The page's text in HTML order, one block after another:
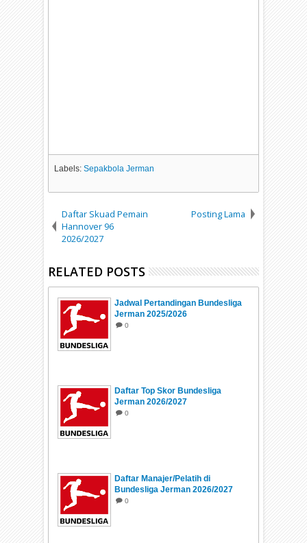
Labels:Sepakbola Jerman
Daftar Skuad Pemain
Hannover 96
2026/2027
Posting Lama
RELATED POSTS
Jadwal Pertandingan Bundesliga
Jerman 2025/2026
0
Daftar Top Skor Bundesliga
Jerman 2026/2027
0
Daftar Manajer/Pelatih di
Bundesliga Jerman 2026/2027
0